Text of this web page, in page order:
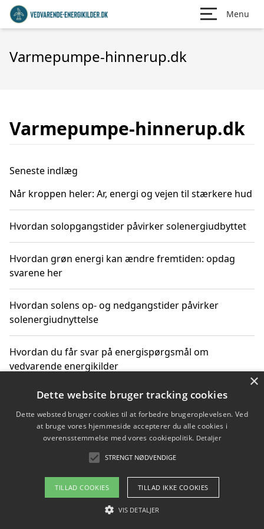
Menu
Varmepumpe-hinnerup.dk
Varmepumpe-hinnerup.dk
Seneste indlæg
Når kroppen heler: Ar, energi og vejen til stærkere hud
Hvordan solopgangstider påvirker solenergiudbyttet
Hvordan grøn energi kan ændre fremtiden: opdag
svarene her
Hvordan solens op- og nedgangstider påvirker
solenergiudnyttelse
Hvordan du får svar på energispørgsmål om
vedvarende energikilder
Copyright 2026 - Pilanto Aps
Om / kontakt
Blog Betingelser
×
Dette website bruger tracking cookies
Dette websted bruger cookies til at forbedre brugeroplevelsen. Ved
at bruge vores hjemmeside accepterer du alle cookies i
overensstemmelse med vores cookiepolitik. Detaljer
STRENGT NØDVENDIGE
TILLAD COOKIES TILLAD IKKE COOKIES
VIS DETALJER